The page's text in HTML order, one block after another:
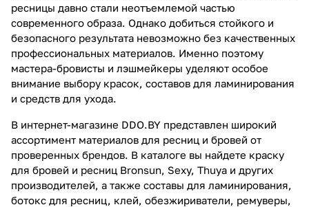
ресницы давно стали неотъемлемой частью
современного образа. Однако добиться стойкого и
безопасного результата невозможно без качественных
профессиональных материалов. Именно поэтому
мастера-бровисты и лэшмейкеры уделяют особое
внимание выбору красок, составов для ламинирования
и средств для ухода.
В интернет-магазине DDO.BY представлен широкий
ассортимент материалов для ресниц и бровей от
проверенных брендов. В каталоге вы найдете краску
для бровей и ресниц Bronsun, Sexy, Thuya и других
производителей, а также составы для ламинирования,
ботокс для ресниц, клей, обезжириватели, ремуверы,